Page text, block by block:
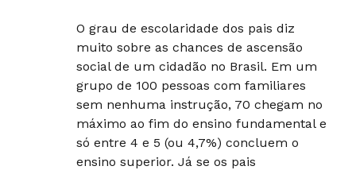
O grau de escolaridade dos pais diz
muito sobre as chances de ascensão
social de um cidadão no Brasil. Em um
grupo de 100 pessoas com familiares
sem nenhuma instrução, 70 chegam no
máximo ao fim do ensino fundamental e
só entre 4 e 5 (ou 4,7%) concluem o
ensino superior. Já se os pais